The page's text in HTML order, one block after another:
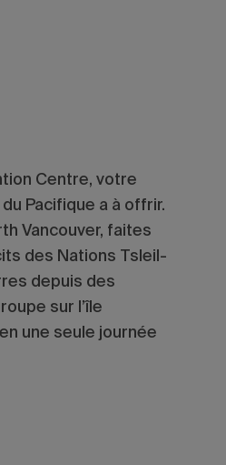
Centre, votre
Pacifique a à offrir.
Vancouver, faites
des Nations Tsleil-
depuis des
sur l’île
une seule journée